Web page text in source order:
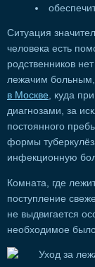
Ситуация
человека есть
родственников
лежачим
в Москве, куда
диагнозами, за
постоянного
формы
инфекционную
Комната, где
поступление
не выдвигается
необходимое